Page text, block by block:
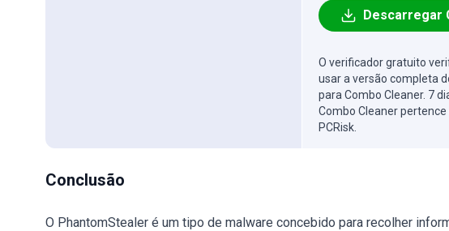
Descarregar
O verificador gratuito
usar a versão completa
para Combo Cleaner. 7
Combo Cleaner
PCRisk.
Conclusão
O PhantomStealer é um tipo de malware concebido para recolher